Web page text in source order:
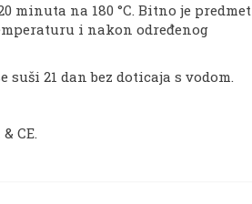
minuta na 180 °C. Bitno je predmet
i nakon određenog
21 dan bez doticaja s vodom.
CE.